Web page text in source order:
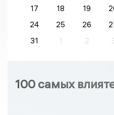
17
18 19
24
25 26
31
1 2
100 самых